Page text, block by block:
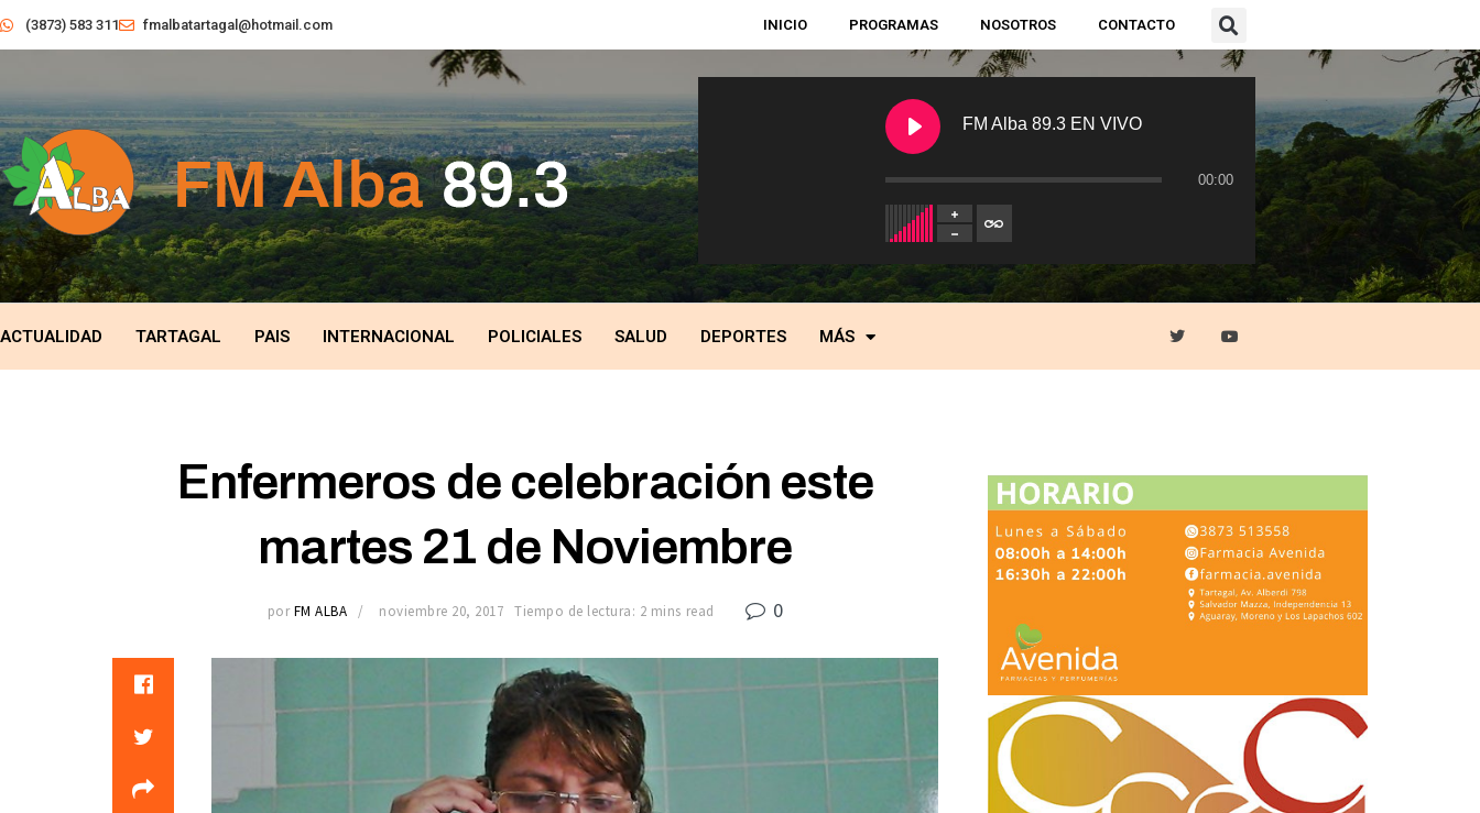
(3873) 583 311 fmalbatartagal@hotmail.com INICIO PROGRAMAS NOSOTROS CONTACTO
FM Alba 89.3 EN VIVO
00:00
ACTUALIDAD TARTAGAL PAIS INTERNACIONAL POLICIALES SALUD DEPORTES MÁS
Enfermeros de celebración este
martes 21 de Noviembre
por FM ALBA noviembre 20, 2017 Tiempo de lectura: 2 mins read 0